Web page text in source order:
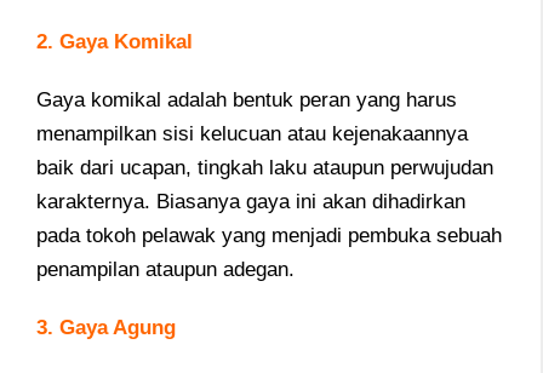
2. Gaya Komikal
Gaya komikal adalah bentuk peran yang harus
menampilkan sisi kelucuan atau kejenakaannya
baik dari ucapan, tingkah laku ataupun perwujudan
karakternya. Biasanya gaya ini akan dihadirkan
pada tokoh pelawak yang menjadi pembuka sebuah
penampilan ataupun adegan.
3. Gaya Agung